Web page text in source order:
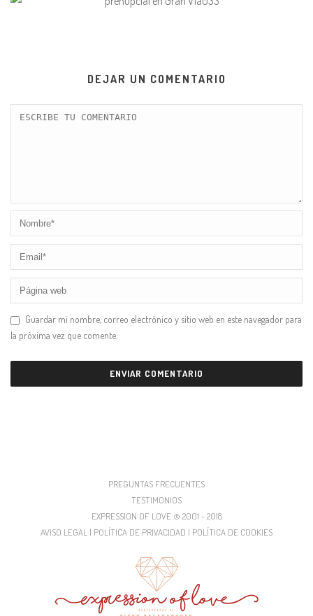
DEJAR UN COMENTARIO
Guardar mi nombre, correo electrónico y sitio web en este navegador para
la próxima vez que comente.
PREGUNTAS FRECUENTES
TESTIMONIOS
EXPRESSION OF LOVE © 2001 - 2018
AVISO LEGAL | POLÍTICA DE PRIVACIDAD | POLÍTICA DE COOKIES